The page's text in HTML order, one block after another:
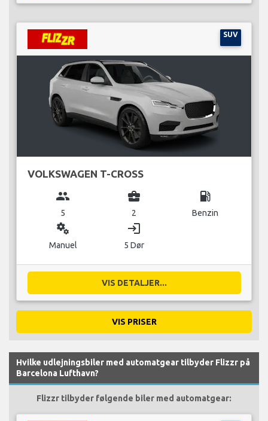
SUV
VOLKSWAGEN T-CROSS
group
5
business_center
2
local_gas_station
Benzin
miscellaneous_services
Manuel
login
5 Dør
VIS DETALJER...
VIS PRISER
Hvilke udlejningsbiler med automatgear tilbyder Flizzr på
Barcelona Lufthavn?
Flizzr tilbyder følgende biler med automatgear: